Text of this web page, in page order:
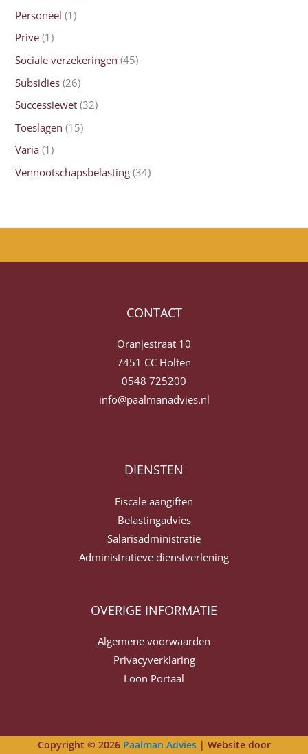
Personeel (1)
Prive (1)
Sociale verzekeringen (45)
Subsidies (26)
Successiewet (32)
Toeslagen (15)
Varia (1)
Vennootschapsbelasting (34)
CONTACT
Oranjestraat 10
7451 CC Holten
0548 725200
info@paalmanadvies.nl
DIENSTEN
Fiscale aangiften
Belastingadvies
Salarisadministratie
Administratieve dienstverlening
OVERIGE INFORMATIE
Algemene voorwaarden
Privacyverklaring
Loon Portaal
Copyright © 2026 Paalman Advies| Website door